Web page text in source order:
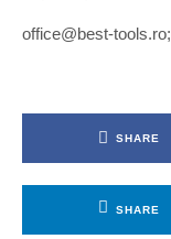
office@best-tools.ro;
SHARE
SHARE